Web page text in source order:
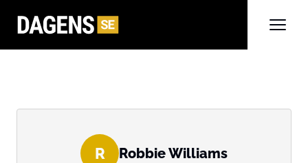
R Robbie Williams